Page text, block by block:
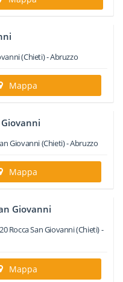
(Chieti) -Abruzzo
Mappa
Giovanni(Chieti) -Abruzzo
Mappa
Giovanni
Rocca San Giovanni(Chieti) -
Mappa